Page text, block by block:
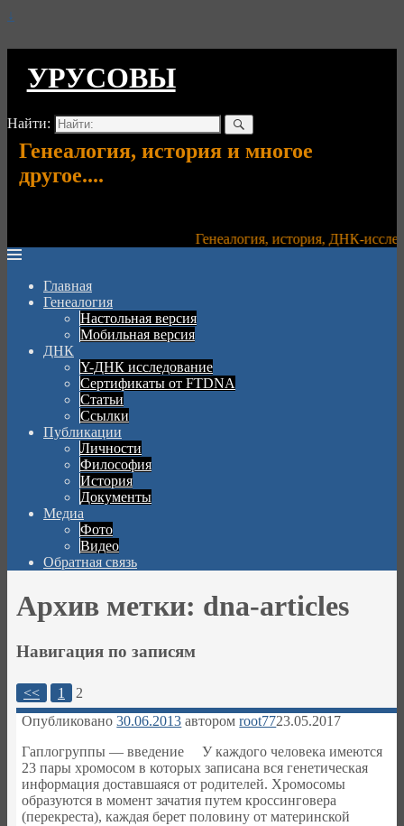
↓
УРУСОВЫ
Найти:
Генеалогия, история и многое
другое....
Генеалогия, история, ДНК-
Главная
Генеалогия
Настольная версия
Мобильная версия
ДНК
Y-ДНК исследование
Сертификаты от FTDNA
Статьи
Ссылки
Публикации
Личности
Философия
История
Документы
Медиа
Фото
Видео
Обратная связь
Архив метки: dna-articles
Навигация по записям
<< 1
2
Опубликовано30.06.2013 авторомroot7723.05.2017
Гаплогруппы — введение У каждого человека имеются
23 пары хромосом в которых записана вся генетическая
информация доставшаяся от родителей. Хромосомы
образуются в момент зачатия путем кроссинговера
(перекреста), каждая берет половину от материнской